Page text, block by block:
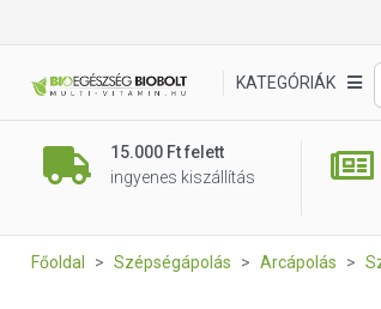
KATEGÓRIÁK
15.000 Ft felett
ingyenes kiszállítás
Főoldal Szépségápolás Arcápolás